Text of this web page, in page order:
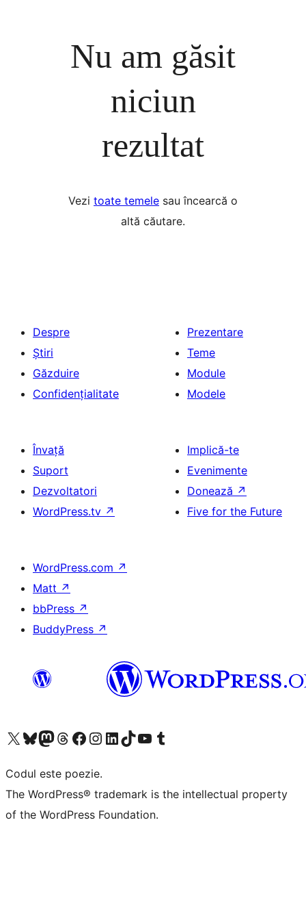
Nu am găsit
niciun
rezultat
Vezi toate temele sau încearcă o
altă căutare.
Despre
Știri
Găzduire
Confidențialitate
Prezentare
Teme
Module
Modele
Învață
Suport
Dezvoltatori
WordPress.tv ↗
Implică-te
Evenimente
Donează ↗
Five for the Future
WordPress.com ↗
Matt ↗
bbPress ↗
BuddyPress ↗
Mergi la contul nostru X (fost Twitter)
Vizitează contul nostru Bluesky
Vizitează contul nostru Mastodon
Vizitează contul nostru Threads
Vizitează pagina noastră Facebook
Vizitează-ne pe Instagram
Vizitează-ne pe LinkedIn
Vizitează contul nostru TikTok
Vizitează canalul nostru YouTube
Vizitează contul nostru Tumblr
Codul este poezie.
The WordPress® trademark is the intellectual property
of the WordPress Foundation.